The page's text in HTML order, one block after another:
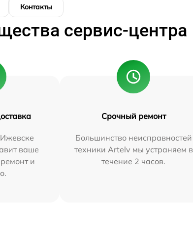
Контакты
сервис-центра
ваше
и
Срочный ремонт
Большинство неисправностей
техники Artelv мы устраняем в
течение 2 часов.